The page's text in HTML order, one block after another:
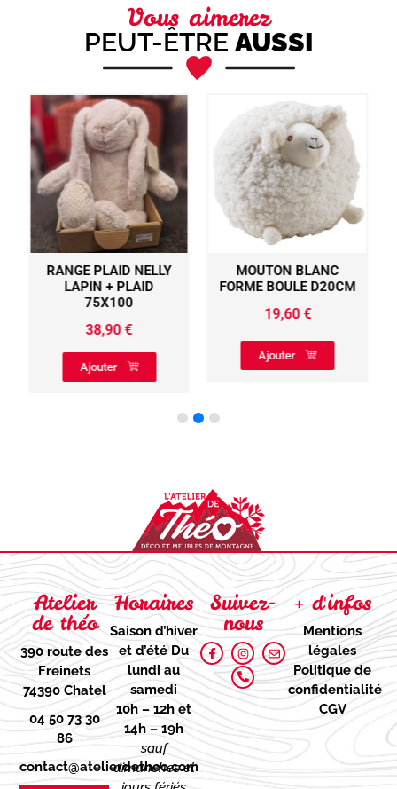
Vous aimerez
PEUT-ÊTRE AUSSI
RANGE PLAID NELLY
LAPIN + PLAID
75X100
38,90€
Ajouter
MOUTON BLANC
FORME BOULE D20CM
19,60€
Ajouter
Atelier
de théo
390 route des
Freinets
74390 Chatel
04 50 73 30
86
contact@atelierdetheo.com
Horaires
Saison d’hiver
et d’étéDu
lundi au
samedi
10h – 12h et
14h – 19h
sauf
dimanches et
Suivez-
nous
+ d'infos
Mentions
légales
Politique de
confidentialité
CGV